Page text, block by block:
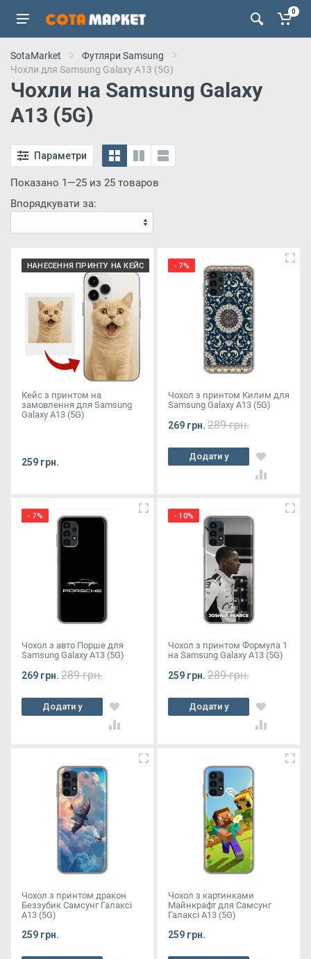
0
SotaMarket
Футляри Samsung
Чохли для Samsung Galaxy A13 (5G)
Чохли на Samsung Galaxy
A13 (5G)
Параметри
Показано 1—25 из 25 товаров
Впорядкувати за:
НАНЕСЕННЯ ПРИНТУ НА КЕЙС
Кейс з принтом на
замовлення для Samsung
Galaxy A13 (5G)
259 грн.
- 7%
Чохол з принтом Килим для
Samsung Galaxy A13 (5G)
269 грн. 289 грн.
Додати у
кошик
- 7%
Чохол з авто Порше для
Samsung Galaxy A13 (5G)
269 грн. 289 грн.
Додати у
кошик
- 10%
Чохол з принтом Формула 1
на Samsung Galaxy A13 (5G)
259 грн. 289 грн.
Додати у
кошик
Чохол з принтом дракон
Беззубик Самсунг Галаксі
А13 (5G)
259 грн.
Чохол з картинками
Майнкрафт для Самсунг
Галаксі А13 (5G)
259 грн.